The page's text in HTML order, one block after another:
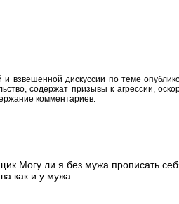
и взвешенной дискуссии по теме
содержат призывы к агрессии,
комментариев.
ли я без мужа прописать
как и у мужа.